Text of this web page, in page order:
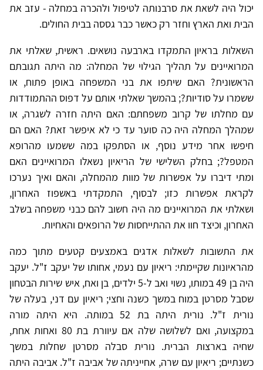
יכול היה לשאת את סרבנותה לטיפול ולהכרה במחלה - עזב את
הבית ואת הארץ וחזר רק כאשר כבר גססה בבית החולים.
השאלות בראיון התמקדו בארבעה נושאים. ראשית, שאלתי את
המרואיינים על תהליך הגילוי של המחלה: מה היתה תגובתם
הראשונית? האם שיתפו את בני המשפחה באופן פתוח, או
ששמרו על סודיות?; בהמשך שאלתי אותם על דפוס ההתמודדות
עם מחלתו של קרוב משפחתם: האם היתה חזרה לשגרה, או
שמהלך המחלה היה כה סוער עד כי לא איפשר זאת? האם הם
חיפשו אחר מידע נוסף, או הסתפקו במה ששמעו מהרופא
המטפל?; בחלק השלישי של הריאיון נשאלו המרואיינים האם
ומתי דיברו על אפשרות של מוות מהמחלה, והאם ואיך נערכו
לקראת אפשרות כזו; לבסוף, התמקדתי באשפוז האחרון,
ושאלתי את המרואיינים מה היה חשוב להם כבני משפחה בשלב
האחרון, וכיצד חוו את ההתייחסות של הרופאים והאחיות.
את התשובות לשאלות אדגים באמצעים קטעים מתוך כמה
מהראיונות שקיימתי: ריאיון עם נעמי, אחותו של יעקב ז"ל. יעקב
היה בן 49 במותו, נשוי ואב ל-5 ילדים, בן ואח, איש שירות הבטחון
שסבל מסרטן במוח במשך כשנה וחצי; ריאיון עם דני, בעלה של
נורית ז"ל. נורית היתה בת 52 במותה. היא היתה מורה
במקצועה, ואם לשלושה שלה אם עיוורת בת 80 ואחות אחת,
שחיה בארצות הברית. נורית סבלה מסרטן שחלות במשך
כשנתיים; ריאיון עם שרה, אחייניתה של אביבה ז"ל. אביבה היתה